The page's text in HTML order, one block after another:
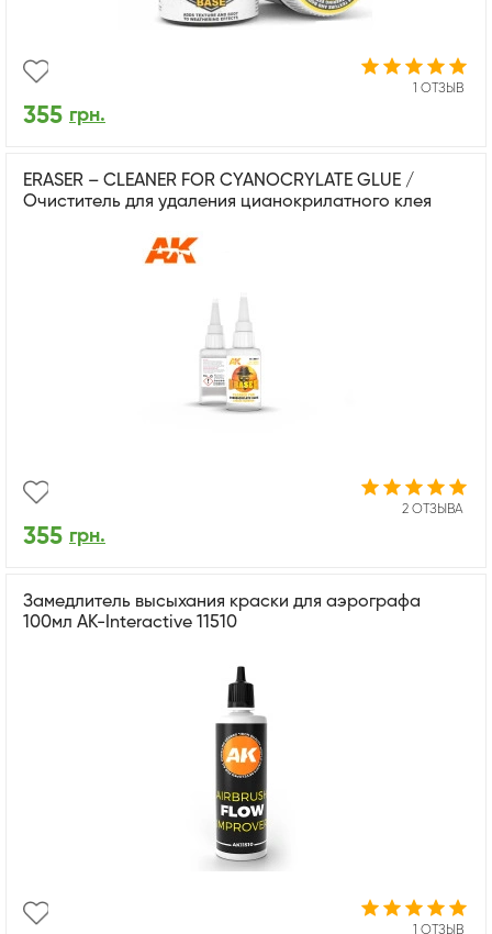
1 ОТЗЫВ
355 грн.
ERASER – CLEANER FOR CYANOCRYLATE GLUE /
Очиститель для удаления цианокрилатного клея
2 ОТЗЫВА
355 грн.
Замедлитель высыхания краски для аэрографа
100мл AK-Interactive 11510
1 ОТЗЫВ